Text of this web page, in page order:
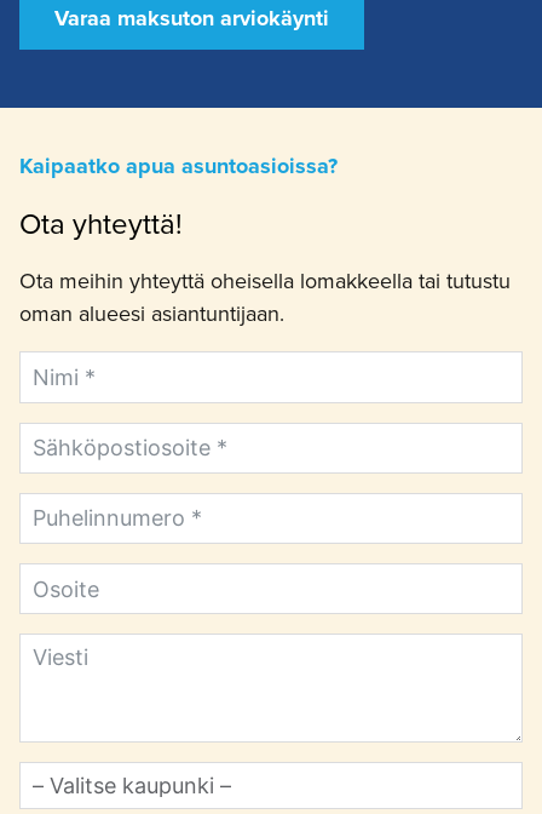
Varaa maksuton arviokäynti
Kaipaatko apua asuntoasioissa?
Ota yhteyttä!
Ota meihin yhteyttä oheisella lomakkeella tai tutustu
oman alueesi asiantuntijaan.